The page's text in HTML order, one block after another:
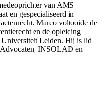
van AMS
en gespecialiseerd in
Marco voltooide de
en de opleiding
Universiteit Leiden. Hij is lid
INSOLAD en